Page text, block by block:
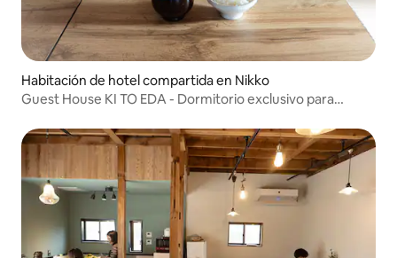
Habitación de hotel compartida en Nikko
Guest House KI TO EDA - Dormitorio exclusivo para